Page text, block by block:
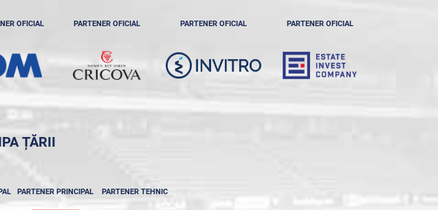
OFICIAL PARTENER OFICIAL PARTENER OFICIAL PARTENER OFICIAL
ȚĂRII
PARTENER PRINCIPAL PARTENER TEHNIC